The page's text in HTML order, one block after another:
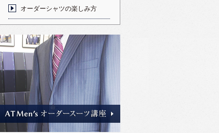
オーダーシャツの楽しみ方